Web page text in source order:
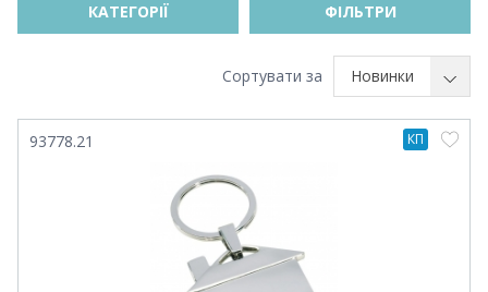
КАТЕГОРІЇ ФІЛЬТРИ
Сортувати за Новинки
93778.21 КП